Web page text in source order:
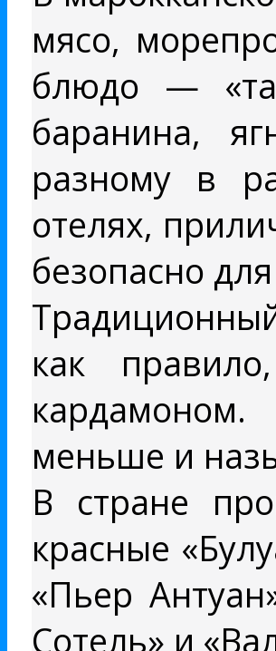
мясо,
блюдо —
баранина,
разному в
отелях,
безопасно
как
меньше и
В стране
красные
«Пьер
Сотель» и